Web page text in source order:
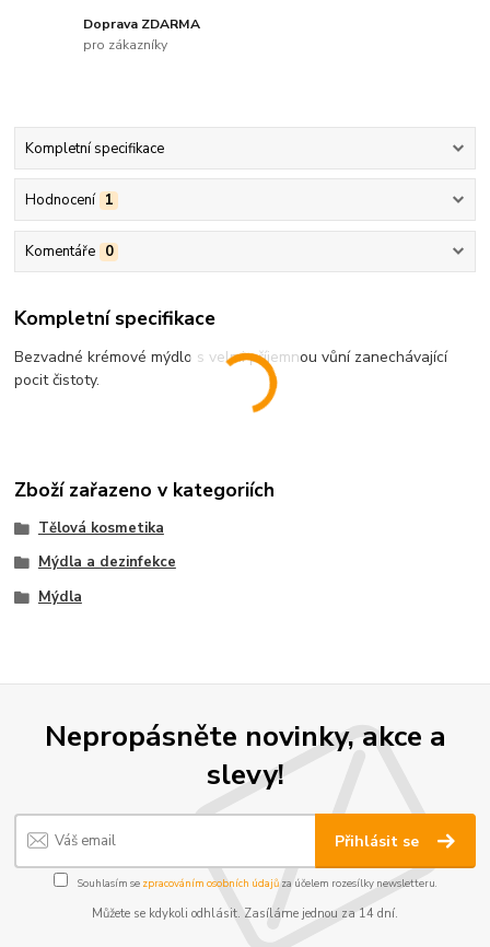
Doprava ZDARMA
pro zákazníky
Kompletní specifikace
Hodnocení 1
Komentáře 0
Kompletní specifikace
Bezvadné krémové mýdlo s velmi příjemnou vůní zanechávající
pocit čistoty.
Zboží zařazeno v kategoriích
Tělová kosmetika
Mýdla a dezinfekce
Mýdla
Nepropásněte novinky, akce a
slevy!
Přihlásit se
Souhlasím se zpracováním osobních údajůza účelem rozesílky newsletteru.
Můžete se kdykoli odhlásit. Zasíláme jednou za 14 dní.